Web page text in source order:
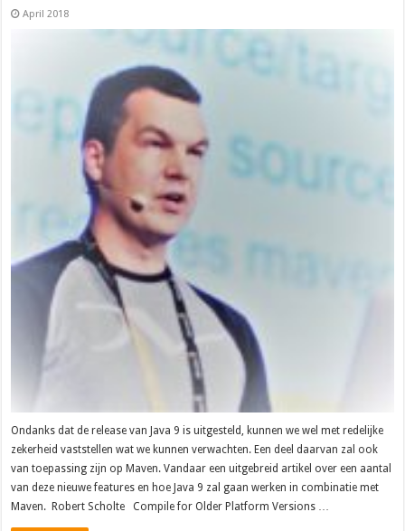
April 2018
Ondanks dat de release van Java 9 is uitgesteld, kunnen we wel met redelijke
zekerheid vaststellen wat we kunnen verwachten. Een deel daarvan zal ook
van toepassing zijn op Maven. Vandaar een uitgebreid artikel over een aantal
van deze nieuwe features en hoe Java 9 zal gaan werken in combinatie met
Maven. Robert Scholte Compile for Older Platform Versions …